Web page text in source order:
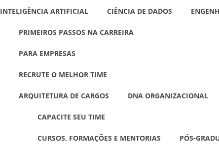
INTELIGÊNCIA ARTIFICIAL CIÊNCIA DE DADOS
PRIMEIROS PASSOS NA CARREIRA
PARA EMPRESAS
RECRUTE O MELHOR TIME
ARQUITETURA DE CARGOS DNA ORGANIZACIONAL
CAPACITE SEU TIME
CURSOS, FORMAÇÕES E MENTORIAS PÓS-